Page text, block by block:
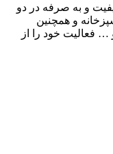
کالای با کیفیت و به صرفه در دو
و همچنین
فعالیت خود را از